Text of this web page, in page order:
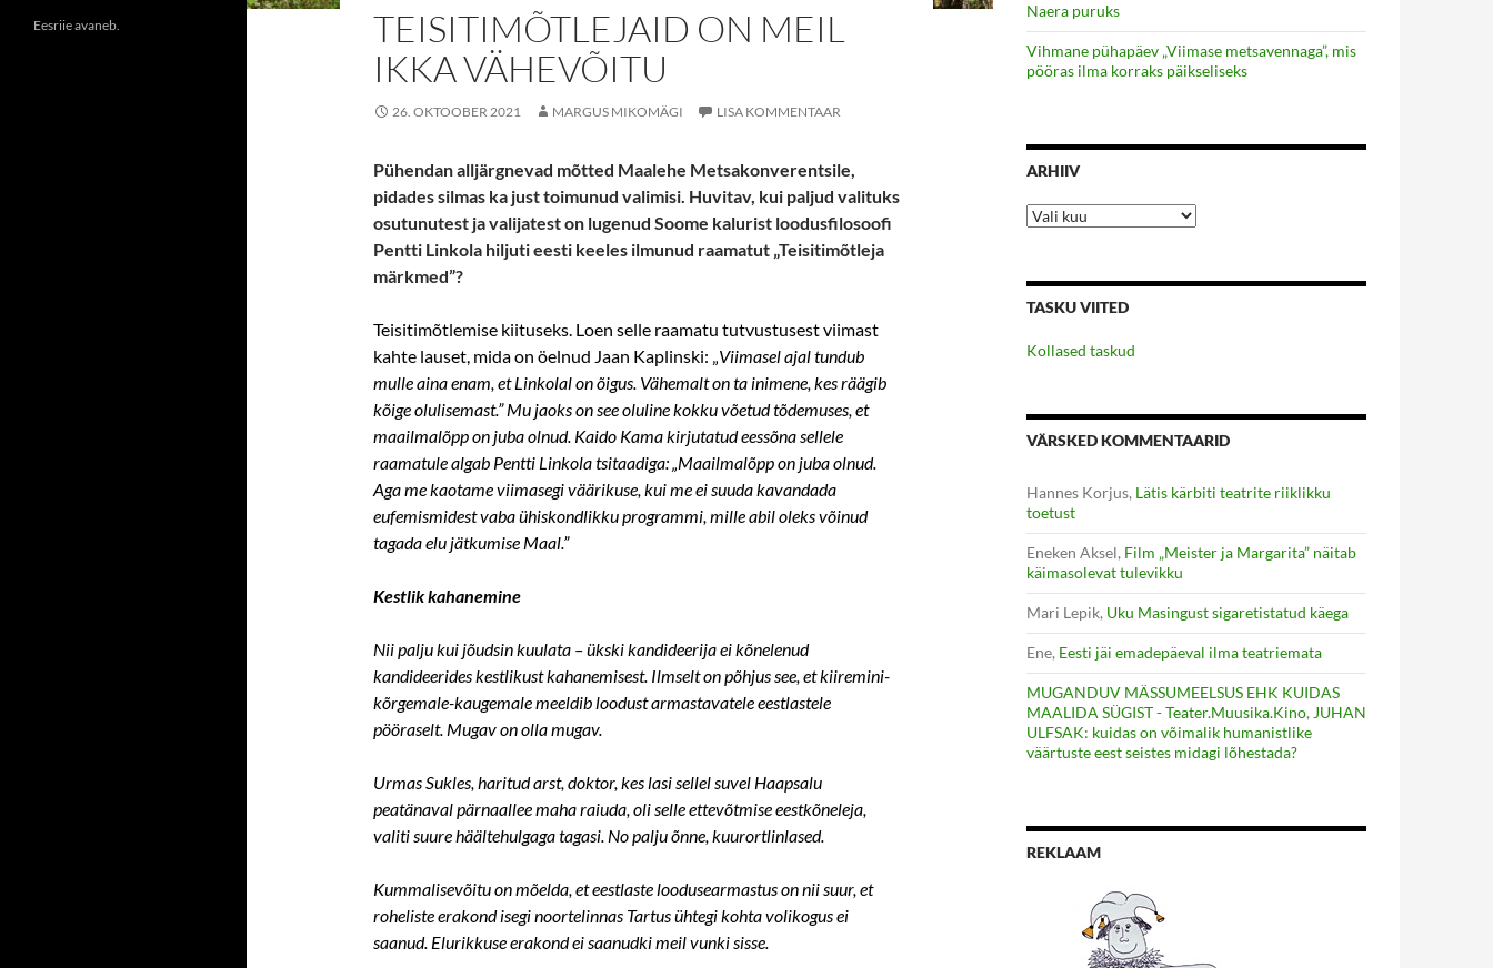
TEISITIMÕTLEJAID ON MEIL
IKKA VÄHEVÕITU
26. OKTOOBER 2021 MARGUS MIKOMÄGI LISA KOMMENTAAR
Pühendan alljärgnevad mõtted Maalehe Metsakonverentsile,
pidades silmas ka just toimunud valimisi. Huvitav, kui paljud valituks
osutunutest ja valijatest on lugenud Soome kalurist loodusfilosoofi
Pentti Linkola hiljuti eesti keeles ilmunud raamatut „Teisitimõtleja
märkmed”?
Teisitimõtlemise kiituseks. Loen selle raamatu tutvustusest viimast
kahte lauset, mida on öelnud Jaan Kaplinski: „Viimasel ajal tundub
mulle aina enam, et Linkolal on õigus. Vähemalt on ta inimene, kes räägib
kõige olulisemast.” Mu jaoks on see oluline kokku võetud tõdemuses, et
maailmalõpp on juba olnud. Kaido Kama kirjutatud eessõna sellele
raamatule algab Pentti Linkola tsitaadiga: „Maailmalõpp on juba olnud.
Aga me kaotame viimasegi väärikuse, kui me ei suuda kavandada
eufemismidest vaba ühiskondlikku programmi, mille abil oleks võinud
tagada elu jätkumise Maal.”
Kestlik kahanemine
Nii palju kui jõudsin kuulata – ükski kandideerija ei kõnelenud
kandideerides kestlikust kahanemisest. Ilmselt on põhjus see, et kiiremini-
kõrgemale-kaugemale meeldib loodust armastavatele eestlastele
pööraselt. Mugav on olla mugav.
Urmas Sukles, haritud arst, doktor, kes lasi sellel suvel Haapsalu
peatänaval pärnaallee maha raiuda, oli selle ettevõtmise eestkõneleja,
valiti suure häältehulgaga tagasi. No palju õnne, kuurortlinlased.
Kummalisevõitu on mõelda, et eestlaste loodusearmastus on nii suur, et
roheliste erakond isegi noortelinnas Tartus ühtegi kohta volikogus ei
saanud. Elurikkuse erakond ei saanudki meil vunki sisse.
Naera puruks
Vihmane pühapäev „Viimase metsavennaga”, mis
pööras ilma korraks päikseliseks
ARHIIV
Arhiiv
TASKU VIITED
Kollased taskud
VÄRSKED KOMMENTAARID
Hannes Korjus, Lätis kärbiti teatrite riiklikku
toetust
Eneken Aksel, Film „Meister ja Margarita” näitab
käimasolevat tulevikku
Mari Lepik, Uku Masingust sigaretistatud käega
Ene, Eesti jäi emadepäeval ilma teatriemata
MUGANDUV MÄSSUMEELSUS EHK KUIDAS
MAALIDA SÜGIST - Teater.Muusika.Kino, JUHAN
ULFSAK: kuidas on võimalik humanistlike
väärtuste eest seistes midagi lõhestada?
REKLAAM
Eesriie avaneb.